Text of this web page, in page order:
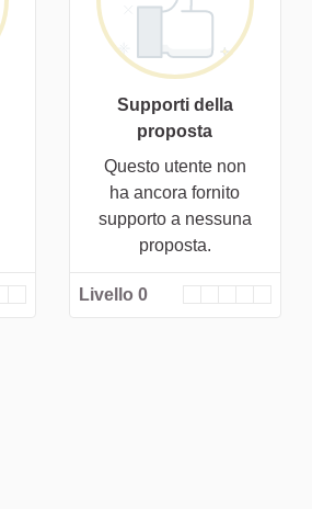
Supporti della
proposta
Questo utente non
ha ancora fornito
supporto a nessuna
proposta.
Livello 0